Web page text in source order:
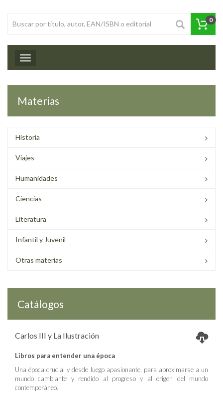
0
Toggle navigation
Materias
Historia
Viajes
Humanidades
Ciencias
Literatura
Infantil y Juvenil
Otras materias
Catálogos
Carlos III y La Ilustración
Libros para entender una época
Una época crucial y desde luego apasionante, para aproximarse a un
mundo cambiante y rendido al progreso y al origen del mundo
contemporáneo.